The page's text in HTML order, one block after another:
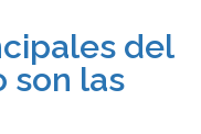
del
son las